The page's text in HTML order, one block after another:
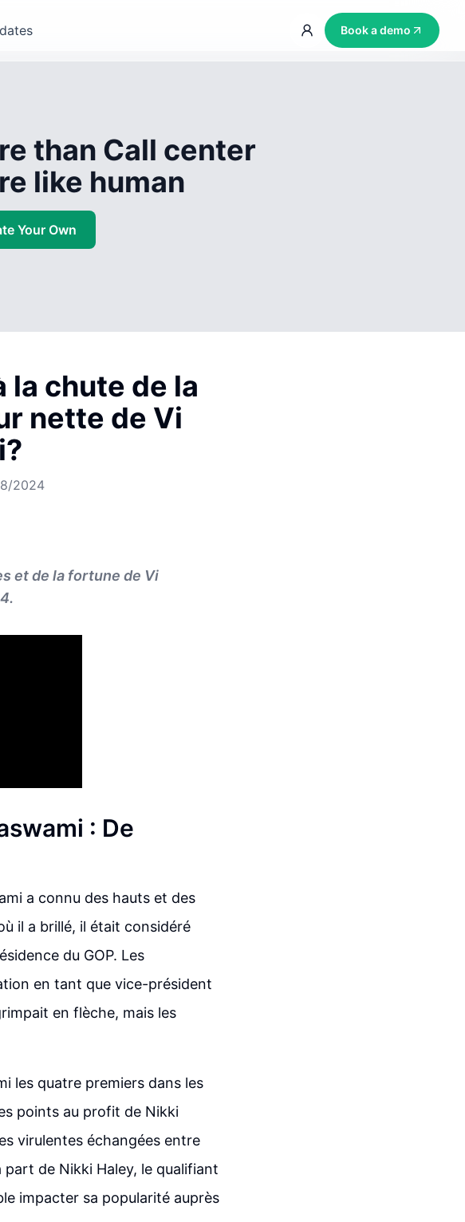
Book a demo
than Call center
like human
Your Own
la chute de la
nette de Vi
2024
et de la fortune de Vi
: De
a connu des hauts et des
il a brillé, il était considéré
du GOP. Les
en tant que vice-président
en flèche, mais les
les quatre premiers dans les
points au profit de Nikki
virulentes échangées entre
de Nikki Haley, le qualifiant
impacter sa popularité auprès